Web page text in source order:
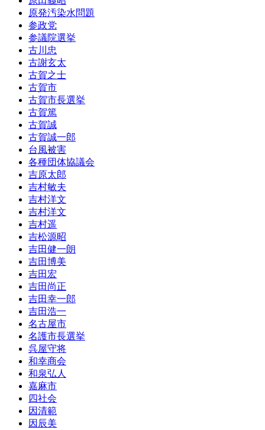
原発汚染水問題
参政党
参議院選挙
古川忠
古謝玄太
古賀之士
古賀市
古賀市長選挙
古賀篤
古賀誠
古賀誠一郎
台風被害
各種団体協議会
吉原太郎
吉村敏夫
吉村洋文
吉村洋文
吉村遥
吉松源昭
吉田健一朗
吉田博美
吉田宏
吉田尚正
吉田幸一郎
吉田浩一
名古屋市
名護市長選挙
呉屋守将
和幸商会
和泉弘人
嘉麻市
四社会
因清範
因辰美